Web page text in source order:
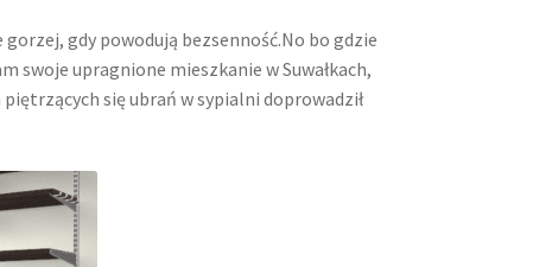
gdy powodują bezsenność.No bo gdzie
swoje upragnione mieszkanie w Suwałkach,
się ubrań w sypialni doprowadził